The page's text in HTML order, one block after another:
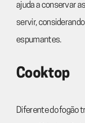
ajuda a conservar
servir,
espumantes.
Cooktop
Diferente do fogão